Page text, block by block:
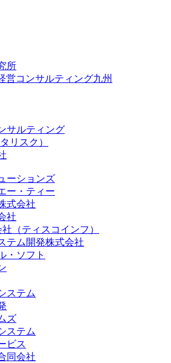
所
営コンサルティング九州
サルティング
リスク）
ーションズ
ー・ティー
式会社
社
（ティスコインフ）
テム開発株式会社
・ソフト
ステム
ズ
ステム
ビス
同会社